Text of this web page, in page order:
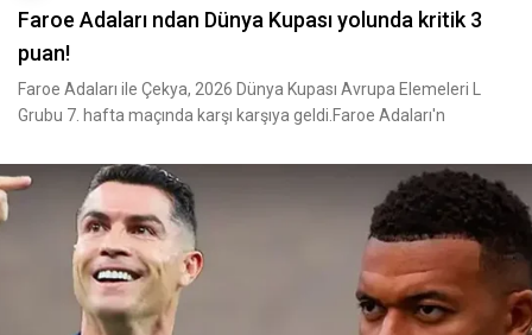
Faroe Adaları ndan Dünya Kupası yolunda kritik 3
puan!
Faroe Adaları ile Çekya, 2026 Dünya Kupası Avrupa Elemeleri L
Grubu 7. hafta maçında karşı karşıya geldi.Faroe Adaları'n